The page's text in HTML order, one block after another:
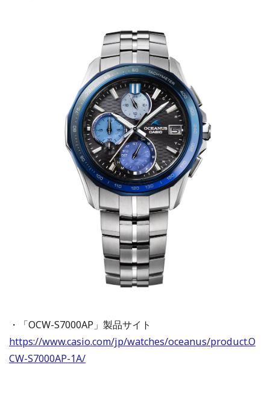
・「OCW-S7000AP」製品サイト
https://www.casio.com/jp/watches/oceanus/product.O
CW-S7000AP-1A/